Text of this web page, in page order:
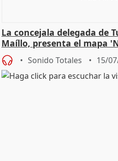
La concejala delegada de
Maíllo, presenta el mapa
madrileñas'
Sonido Totales 15/